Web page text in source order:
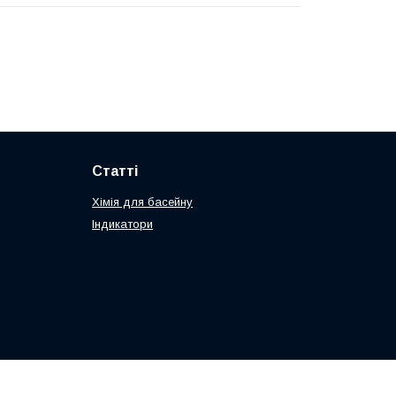
Статті
Хімія для басейну
Індикатори